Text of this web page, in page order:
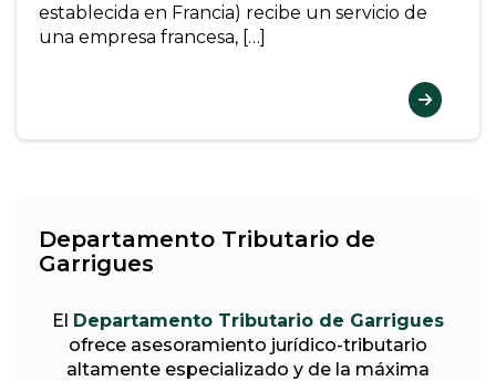
establecida en Francia) recibe un servicio de
una empresa francesa, […]
Departamento Tributario de
Garrigues
El Departamento Tributario de Garrigues
ofrece asesoramiento jurídico-tributario
altamente especializado y de la máxima